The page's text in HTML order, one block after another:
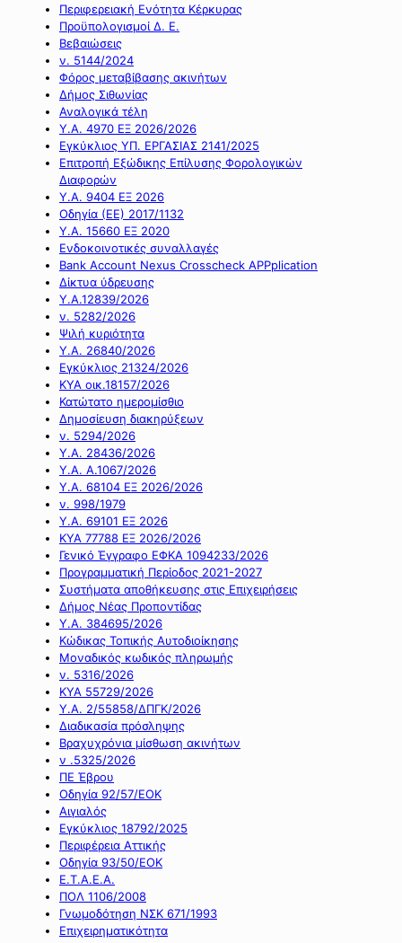
Περιφερειακή Ενότητα Κέρκυρας
Προϋπολογισμοί Δ. Ε.
Βεβαιώσεις
ν. 5144/2024
Φόρος μεταβίβασης ακινήτων
Δήμος Σιθωνίας
Αναλογικά τέλη
Υ.Α. 4970 ΕΞ 2026/2026
Εγκύκλιος ΥΠ. ΕΡΓΑΣΙΑΣ 2141/2025
Επιτροπή Εξώδικης Επίλυσης Φορολογικών
Διαφορών
Υ.Α. 9404 ΕΞ 2026
Οδηγία (ΕΕ) 2017/1132
Υ.Α. 15660 ΕΞ 2020
Ενδοκοινοτικές συναλλαγές
Bank Account Nexus Crosscheck APPplication
Δίκτυα ύδρευσης
Υ.Α.12839/2026
ν. 5282/2026
Ψιλή κυριότητα
Υ.Α. 26840/2026
Εγκύκλιος 21324/2026
ΚΥΑ οικ.18157/2026
Κατώτατο ημερομίσθιο
Δημοσίευση διακηρύξεων
ν. 5294/2026
Υ.Α. 28436/2026
Υ.Α. Α.1067/2026
Υ.Α. 68104 ΕΞ 2026/2026
ν. 998/1979
Υ.Α. 69101 ΕΞ 2026
ΚΥΑ 77788 ΕΞ 2026/2026
Γενικό Έγγραφο ΕΦΚΑ 1094233/2026
Προγραμματική Περίοδος 2021-2027
Συστήματα αποθήκευσης στις Επιχειρήσεις
Δήμος Νέας Προποντίδας
Υ.Α. 384695/2026
Κώδικας Τοπικής Αυτοδιοίκησης
Μοναδικός κωδικός πληρωμής
ν. 5316/2026
ΚΥΑ 55729/2026
Υ.Α. 2/55858/ΔΠΓΚ/2026
Διαδικασία πρόσληψης
Βραχυχρόνια μίσθωση ακινήτων
ν .5325/2026
ΠΕ Έβρου
Οδηγία 92/57/ΕΟΚ
Αιγιαλός
Εγκύκλιος 18792/2025
Περιφέρεια Αττικής
Οδηγία 93/50/ΕΟΚ
Ε.Τ.Α.Ε.Α.
ΠΟΛ 1106/2008
Γνωμοδότηση ΝΣΚ 671/1993
Επιχειρηματικότητα